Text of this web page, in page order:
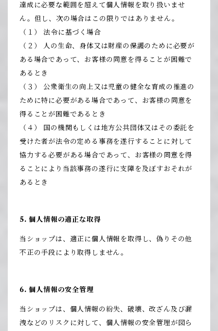
達成に必要な範囲を超えて個人情報を取り扱いませ
ん。但し、次の場合はこの限りではありません。
（１） 法令に基づく場合
（２） 人の生命、身体又は財産の保護のために必要が
ある場合であって、お客様の同意を得ることが困難で
あるとき
（３） 公衆衛生の向上又は児童の健全な育成の推進の
ために特に必要がある場合であって、お客様の同意を
得ることが困難であるとき
（４） 国の機関もしくは地方公共団体又はその委託を
受けた者が法令の定める事務を遂行することに対して
協力する必要がある場合であって、お客様の同意を得
ることにより当該事務の遂行に支障を及ぼすおそれが
あるとき
5. 個人情報の適正な取得
当ショップは、適正に個人情報を取得し、偽りその他
不正の手段により取得しません。
6. 個人情報の安全管理
当ショップは、個人情報の紛失、破壊、改ざん及び漏
洩などのリスクに対して、個人情報の安全管理が図ら